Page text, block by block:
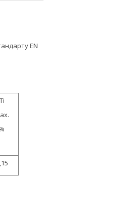
EN
Ti
%